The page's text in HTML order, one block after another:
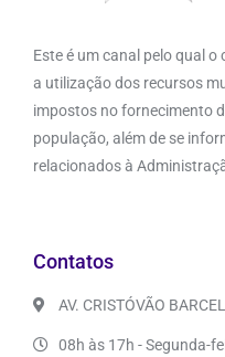
Este é um canal pelo qual
a utilização dos recursos
impostos no fornecimento
população, além de se
relacionados à
Contatos
AV. CRISTÓVÃO
08h às 17h - Segunda-